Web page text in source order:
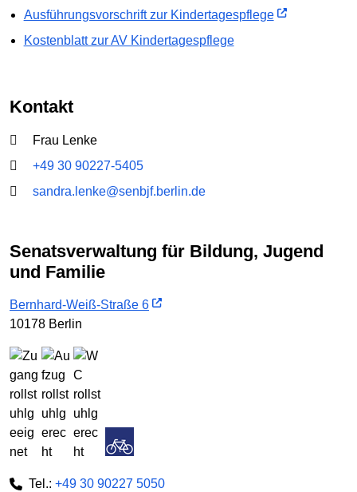
Ausführungsvorschrift zur Kindertagespflege
Kostenblatt zur AV Kindertagespflege
Kontakt
Frau Lenke
+49 30 90227-5405
sandra.lenke@senbjf.berlin.de
Senatsverwaltung für Bildung, Jugend
und Familie
Bernhard-Weiß-Straße 6
10178 Berlin
Tel.: +49 30 90227 5050